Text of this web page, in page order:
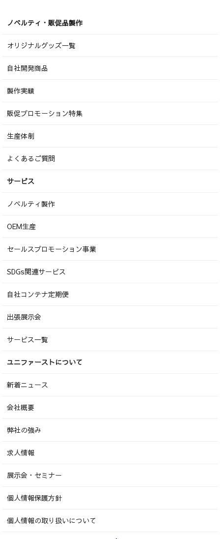
ノベルティ・販促品製作
オリジナルグッズ一覧
自社開発商品
製作実績
販促プロモーション特集
生産体制
よくあるご質問
サービス
ノベルティ製作
OEM生産
セールスプロモーション事業
SDGs関連サービス
自社コンテナ定期便
出張展示会
サービス一覧
ユニファーストについて
新着ニュース
会社概要
弊社の強み
求人情報
展示会・セミナー
個人情報保護方針
個人情報の取り扱いについて